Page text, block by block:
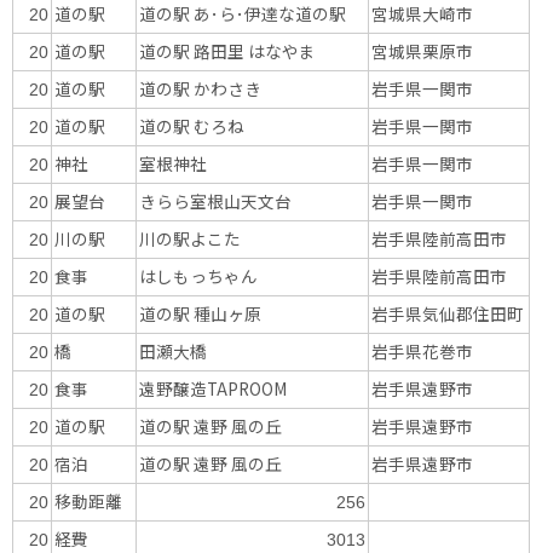
20 道の駅 道の駅 あ･ら･伊達な道の駅 宮城県大崎市
20 道の駅 道の駅 路田里 はなやま 宮城県栗原市
20 道の駅 道の駅 かわさき 岩手県一関市
20 道の駅 道の駅 むろね 岩手県一関市
20 神社 室根神社 岩手県一関市
20 展望台 きらら室根山天文台 岩手県一関市
20 川の駅 川の駅よこた 岩手県陸前高田市
20 食事 はしもっちゃん 岩手県陸前高田市
20 道の駅 道の駅 種山ヶ原 岩手県気仙郡住田町
20 橋 田瀬大橋 岩手県花巻市
20 食事 遠野醸造TAPROOM 岩手県遠野市
20 道の駅 道の駅 遠野 風の丘 岩手県遠野市
20 宿泊 道の駅 遠野 風の丘 岩手県遠野市
20 移動距離 256
20 経費 3013